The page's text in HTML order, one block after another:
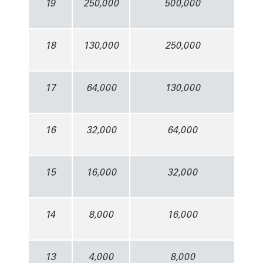
19 250,000 500,000
18 130,000 250,000
17 64,000 130,000
16 32,000 64,000
15 16,000 32,000
14 8,000 16,000
13 4,000 8,000